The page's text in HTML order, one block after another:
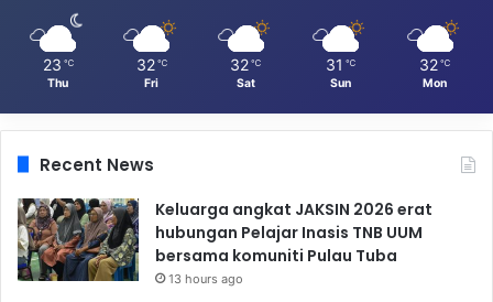
23 ℃
Thu
32 ℃
Fri
32 ℃
Sat
31 ℃
Sun
32 ℃
Mon
Recent News
Keluarga angkat JAKSIN 2026 erat
hubungan Pelajar Inasis TNB UUM
bersama komuniti Pulau Tuba
13 hours ago